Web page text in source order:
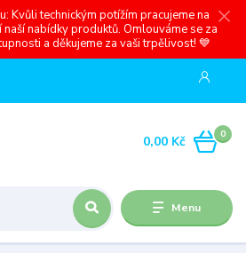
Kvůli technickým potížím pracujeme na
nabídky produktů. Omlouváme se za
a děkujeme za vaši trpělivost! 💙
Menu
0
0,00 Kč